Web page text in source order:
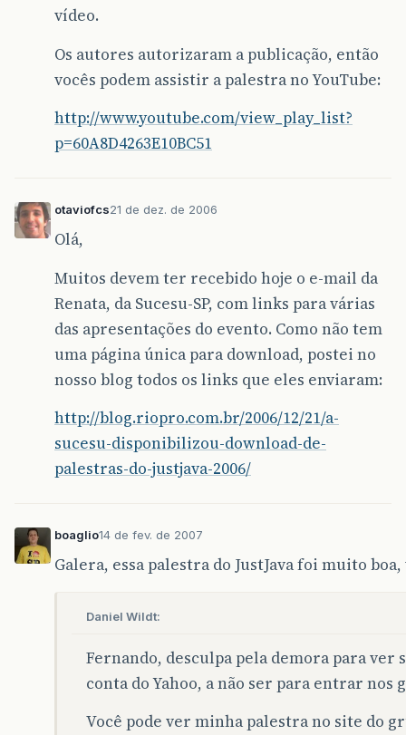
vídeo.
Os autores autorizaram a publicação, então
vocês podem assistir a palestra no YouTube:
http://www.youtube.com/view_play_list?
p=60A8D4263E10BC51
otaviofcs21 de dez. de 2006
Olá,
Muitos devem ter recebido hoje o e-mail da
Renata, da Sucesu-SP, com links para várias
das apresentações do evento. Como não tem
uma página única para download, postei no
nosso blog todos os links que eles enviaram:
http://blog.riopro.com.br/2006/12/21/a-
sucesu-disponibilizou-download-de-
palestras-do-justjava-2006/
boaglio14 de fev. de 2007
Galera, essa palestra do JustJava foi muito boa,
Daniel Wildt:
Fernando, desculpa pela demora para ver
conta do Yahoo, a não ser para entrar nos
Você pode ver minha palestra no site do